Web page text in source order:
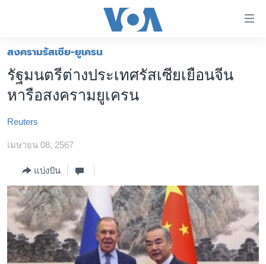
ต่อ
ข้าม
ไป
เนื้อหา
ข้าม
ไป
ข้าม
ไป
การ
ค้นหา
โลก
เอเชีย
สหรัฐฯ
ไทย
ธุรกิจ
วิทยาศาสตร์
สังคมและสุขภาพ
ไลฟ์สไตล์
ตรวจสอบข่าว
สงครามรัสเซีย-ยูเครน
รัฐมนตรีต่างประเทศรัสเซียเยือนจีน
หารือสงครามยูเครน
Reuters
เมษายน 08, 2567
แบ่งปัน